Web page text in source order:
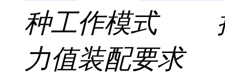
种工作模式 拧
力值装配要求